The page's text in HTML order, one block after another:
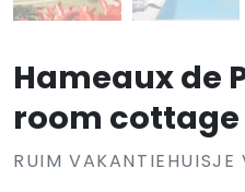
Hameaux de
room
RUIM